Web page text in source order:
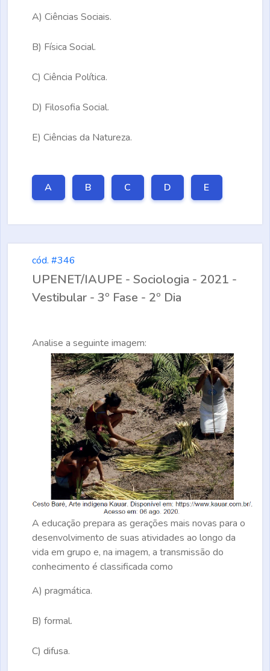
A) Ciências Sociais.
B) Física Social.
C) Ciência Política.
D) Filosofia Social.
E) Ciências da Natureza.
A B C D E
cód. #346
UPENET/IAUPE - Sociologia - 2021 -
Vestibular - 3º Fase - 2º Dia
Analise a seguinte imagem:
A educação prepara as gerações mais novas para o
desenvolvimento de suas atividades ao longo da
vida em grupo e, na imagem, a transmissão do
conhecimento é classificada como
A) pragmática.
B) formal.
C) difusa.